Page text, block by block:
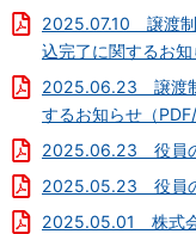
2025.07.10 譲渡制
込完了に関するお知
2025.06.23 譲渡制
するお知らせ（
2025.06.23 役員の
2025.05.23 役員の
2025.05.01 株式会